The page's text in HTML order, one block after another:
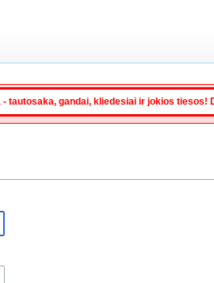
- tautosaka, gandai, kliedesiai ir jokios